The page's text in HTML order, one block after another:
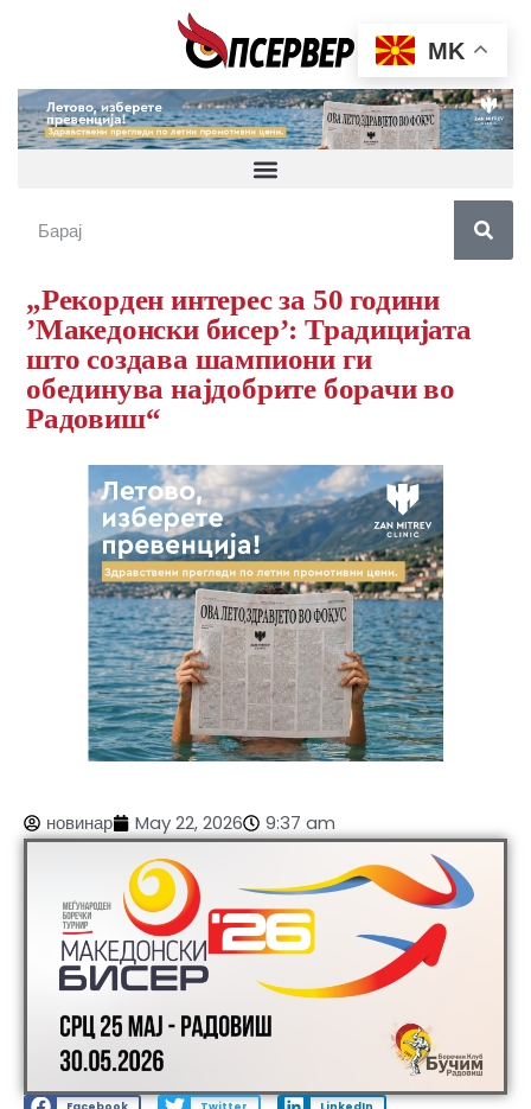
„Рекорден интерес за 50 години
’Македонски бисер’: Традицијата
што создава шампиони ги
обединува најдобрите борачи во
Радовиш“
новинар May 22, 2026 9:37 am
MK